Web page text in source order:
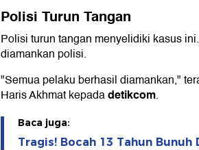
Polisi Turun Tangan
Polisi turun tangan menyelidiki kasus
diamankan polisi.
"Semua pelaku berhasil diamankan,"
Haris Akhmat kepadadetikcom.
Baca juga:
Tragis! Bocah 13 Tahun